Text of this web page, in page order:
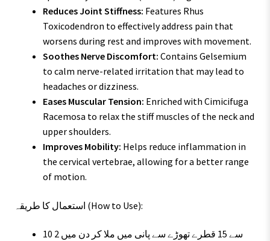
Reduces Joint Stiffness: Features Rhus
Toxicodendron to effectively address pain that
worsens during rest and improves with movement.
Soothes Nerve Discomfort: Contains Gelsemium
to calm nerve-related irritation that may lead to
headaches or dizziness.
Eases Muscular Tension: Enriched with Cimicifuga
Racemosa to relax the stiff muscles of the neck and
upper shoulders.
Improves Mobility: Helps reduce inflammation in
the cervical vertebrae, allowing for a better range
of motion.
استعمال کا طریقہ (How to Use):
10 سے 15 قطرے تھوڑے سے پانی میں ملا کر دن میں 2